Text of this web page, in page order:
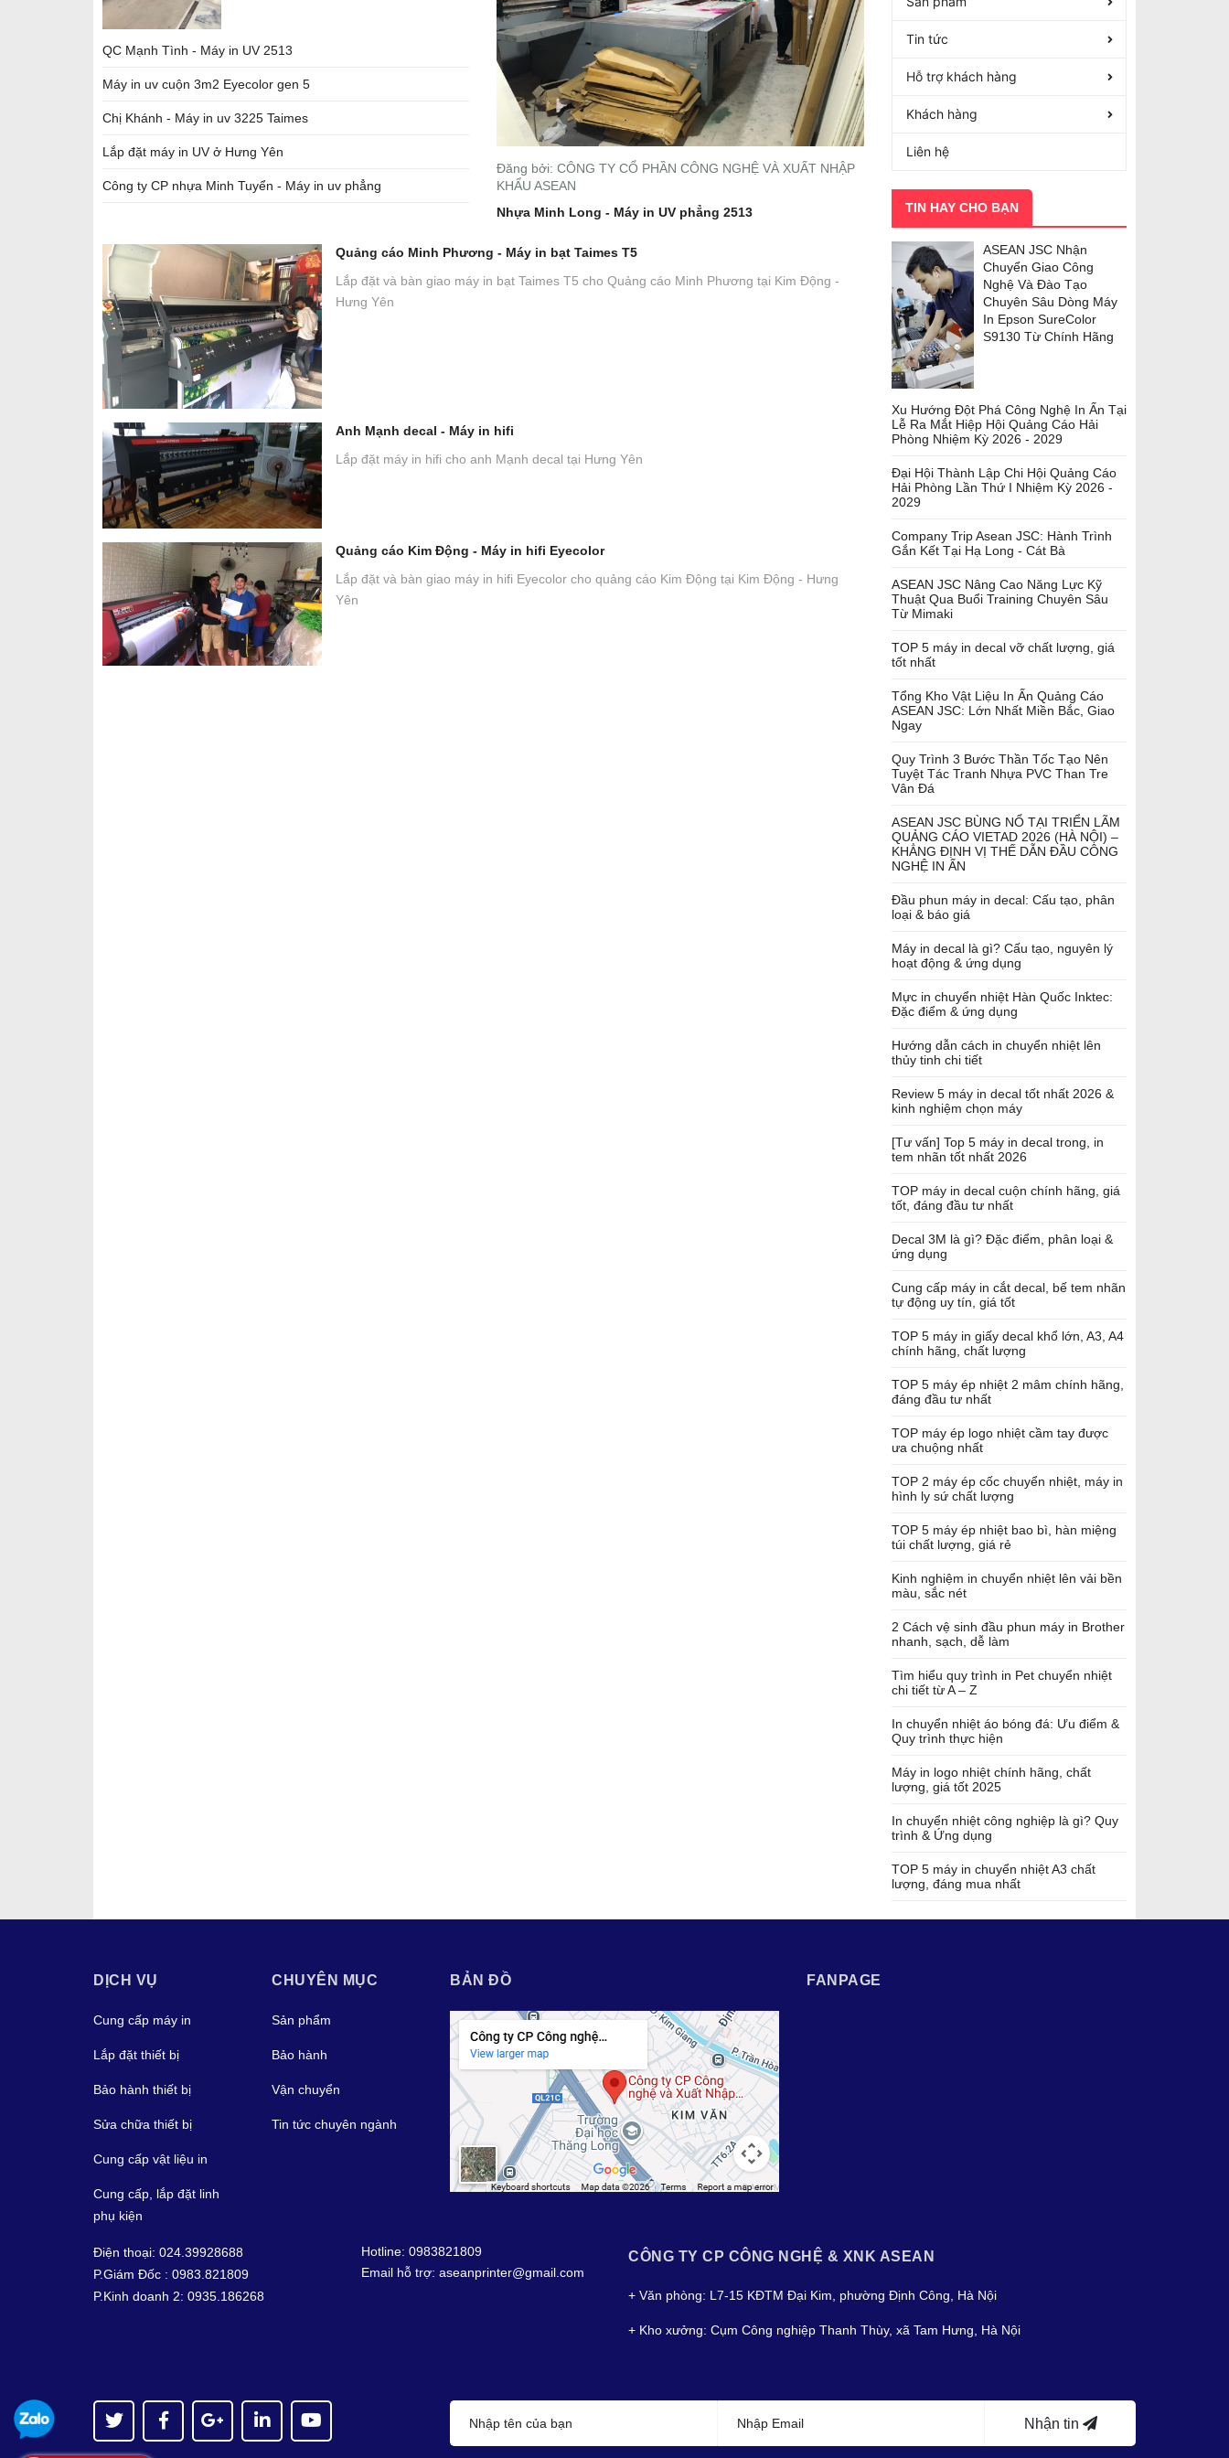
QC Mạnh Tình - Máy in UV 2513
Máy in uv cuộn 3m2 Eyecolor gen 5
Chị Khánh - Máy in uv 3225 Taimes
Lắp đặt máy in UV ở Hưng Yên
Công ty CP nhựa Minh Tuyển - Máy in uv phẳng
Đăng bởi: CÔNG TY CỔ PHẦN CÔNG NGHỆ VÀ XUẤT NHẬP
KHẨU ASEAN
Nhựa Minh Long - Máy in UV phẳng 2513
Quảng cáo Minh Phương - Máy in bạt Taimes T5
Lắp đặt và bàn giao máy in bạt Taimes T5 cho Quảng cáo Minh Phương tại Kim Động -
Hưng Yên
Anh Mạnh decal - Máy in hifi
Lắp đặt máy in hifi cho anh Mạnh decal tại Hưng Yên
Quảng cáo Kim Động - Máy in hifi Eyecolor
Lắp đặt và bàn giao máy in hifi Eyecolor cho quảng cáo Kim Động tại Kim Động - Hưng
Yên
Tin tức
Hỗ trợ khách hàng
Khách hàng
Liên hệ
TIN HAY CHO BẠN
ASEAN JSC Nhận
Chuyển Giao Công
Nghệ Và Đào Tạo
Chuyên Sâu Dòng Máy
In Epson SureColor
S9130 Từ Chính Hãng
Xu Hướng Đột Phá Công Nghệ In Ấn Tại
Lễ Ra Mắt Hiệp Hội Quảng Cáo Hải
Phòng Nhiệm Kỳ 2026 - 2029
Đại Hội Thành Lập Chi Hội Quảng Cáo
Hải Phòng Lần Thứ I Nhiệm Kỳ 2026 -
2029
Company Trip Asean JSC: Hành Trình
Gắn Kết Tại Hạ Long - Cát Bà
ASEAN JSC Nâng Cao Năng Lực Kỹ
Thuật Qua Buổi Training Chuyên Sâu
Từ Mimaki
TOP 5 máy in decal vỡ chất lượng, giá
tốt nhất
Tổng Kho Vật Liệu In Ấn Quảng Cáo
ASEAN JSC: Lớn Nhất Miền Bắc, Giao
Ngay
Quy Trình 3 Bước Thần Tốc Tạo Nên
Tuyệt Tác Tranh Nhựa PVC Than Tre
Vân Đá
ASEAN JSC BÙNG NỔ TẠI TRIỂN LÃM
QUẢNG CÁO VIETAD 2026 (HÀ NỘI) –
KHẲNG ĐỊNH VỊ THẾ DẪN ĐẦU CÔNG
NGHỆ IN ẤN
Đầu phun máy in decal: Cấu tạo, phân
loại & báo giá
Máy in decal là gì? Cấu tạo, nguyên lý
hoạt động & ứng dụng
Mực in chuyển nhiệt Hàn Quốc Inktec:
Đặc điểm & ứng dụng
Hướng dẫn cách in chuyển nhiệt lên
thủy tinh chi tiết
Review 5 máy in decal tốt nhất 2026 &
kinh nghiệm chọn máy
[Tư vấn] Top 5 máy in decal trong, in
tem nhãn tốt nhất 2026
TOP máy in decal cuộn chính hãng, giá
tốt, đáng đầu tư nhất
Decal 3M là gì? Đặc điểm, phân loại &
ứng dụng
Cung cấp máy in cắt decal, bế tem nhãn
tự động uy tín, giá tốt
TOP 5 máy in giấy decal khổ lớn, A3, A4
chính hãng, chất lượng
TOP 5 máy ép nhiệt 2 mâm chính hãng,
đáng đầu tư nhất
TOP máy ép logo nhiệt cầm tay được
ưa chuộng nhất
TOP 2 máy ép cốc chuyển nhiệt, máy in
hình ly sứ chất lượng
TOP 5 máy ép nhiệt bao bì, hàn miệng
túi chất lượng, giá rẻ
Kinh nghiệm in chuyển nhiệt lên vải bền
màu, sắc nét
2 Cách vệ sinh đầu phun máy in Brother
nhanh, sạch, dễ làm
Tìm hiểu quy trình in Pet chuyển nhiệt
chi tiết từ A – Z
In chuyển nhiệt áo bóng đá: Ưu điểm &
Quy trình thực hiện
Máy in logo nhiệt chính hãng, chất
lượng, giá tốt 2025
In chuyển nhiệt công nghiệp là gì? Quy
trình & Ứng dụng
TOP 5 máy in chuyển nhiệt A3 chất
lượng, đáng mua nhất
DỊCH VỤ
Cung cấp máy in
Lắp đặt thiết bị
Bảo hành thiết bị
Sửa chữa thiết bị
Cung cấp vật liệu in
Cung cấp, lắp đặt linh
phụ kiện
CHUYÊN MỤC
Sản phẩm
Bảo hành
Vận chuyển
Tin tức chuyên ngành
BẢN ĐỒ FANPAGE
Điện thoại: 024.39928688
P.Giám Đốc : 0983.821809
P.Kinh doanh 2: 0935.186268
Hotline: 0983821809
Email hỗ trợ: aseanprinter@gmail.com
CÔNG TY CP CÔNG NGHỆ & XNK ASEAN
+ Văn phòng: L7-15 KĐTM Đại Kim, phường Định Công, Hà Nội
+ Kho xưởng: Cụm Công nghiệp Thanh Thùy, xã Tam Hưng, Hà Nội
Nhận tin